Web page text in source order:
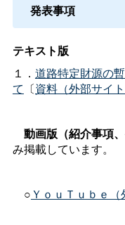
発表事項
テキスト版
１． 道路特定財源の
て 〔資料（外部サイト
動画版（紹介事項、
み掲載しています。
○ＹｏｕＴｕｂｅ（